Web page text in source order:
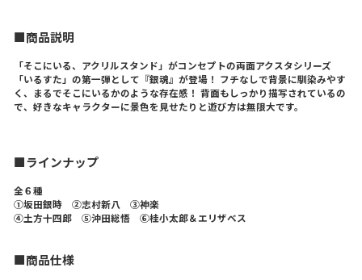
■商品説明
「そこにいる、アクリルスタンド」がコンセプトの両面アクスタシリーズ
「いるすた」の第一弾として『銀魂』が登場！ フチなしで背景に馴染みやす
く、まるでそこにいるかのような存在感！ 背面もしっかり描写されているの
で、好きなキャラクターに景色を見せたりと遊び方は無限大です。
■ラインナップ
全６種
➀坂田銀時 ➁志村新八 ➂神楽
➃土方十四郎 ➄沖田総悟 ➅桂小太郎＆エリザベス
■商品仕様